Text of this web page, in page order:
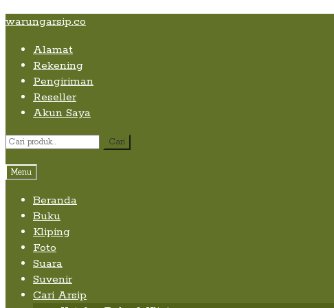
Skip
content
Skip
navigation
Skip
content
warungarsip.co
Alamat
Rekening
Pengiriman
Reseller
Akun Saya
Pencarian
Cari
Menu
Beranda
Buku
Kliping
Foto
Suara
Suvenir
Cari Arsip